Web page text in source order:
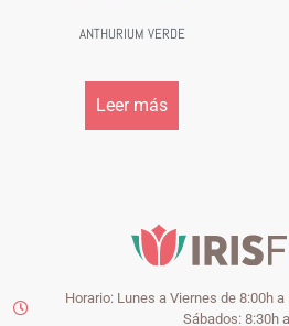
ANTHURIUM VERDE
Leer más
Horario: Lunes a Viernes de 8:00h
Sábados: 8:30h